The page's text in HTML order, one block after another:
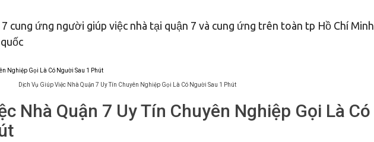
7 cung ứng người giúp việc nhà tại quận 7 và cung ứng trên toàn tp Hồ Chí Minh
Dịch Vụ Giúp Việc Nhà Quận 7 Uy Tín Chuyên Nghiệp Gọi Là Có Người Sau 1 Phút
Nhà Quận 7 Uy Tín Chuyên Nghiệp Gọi Là Có